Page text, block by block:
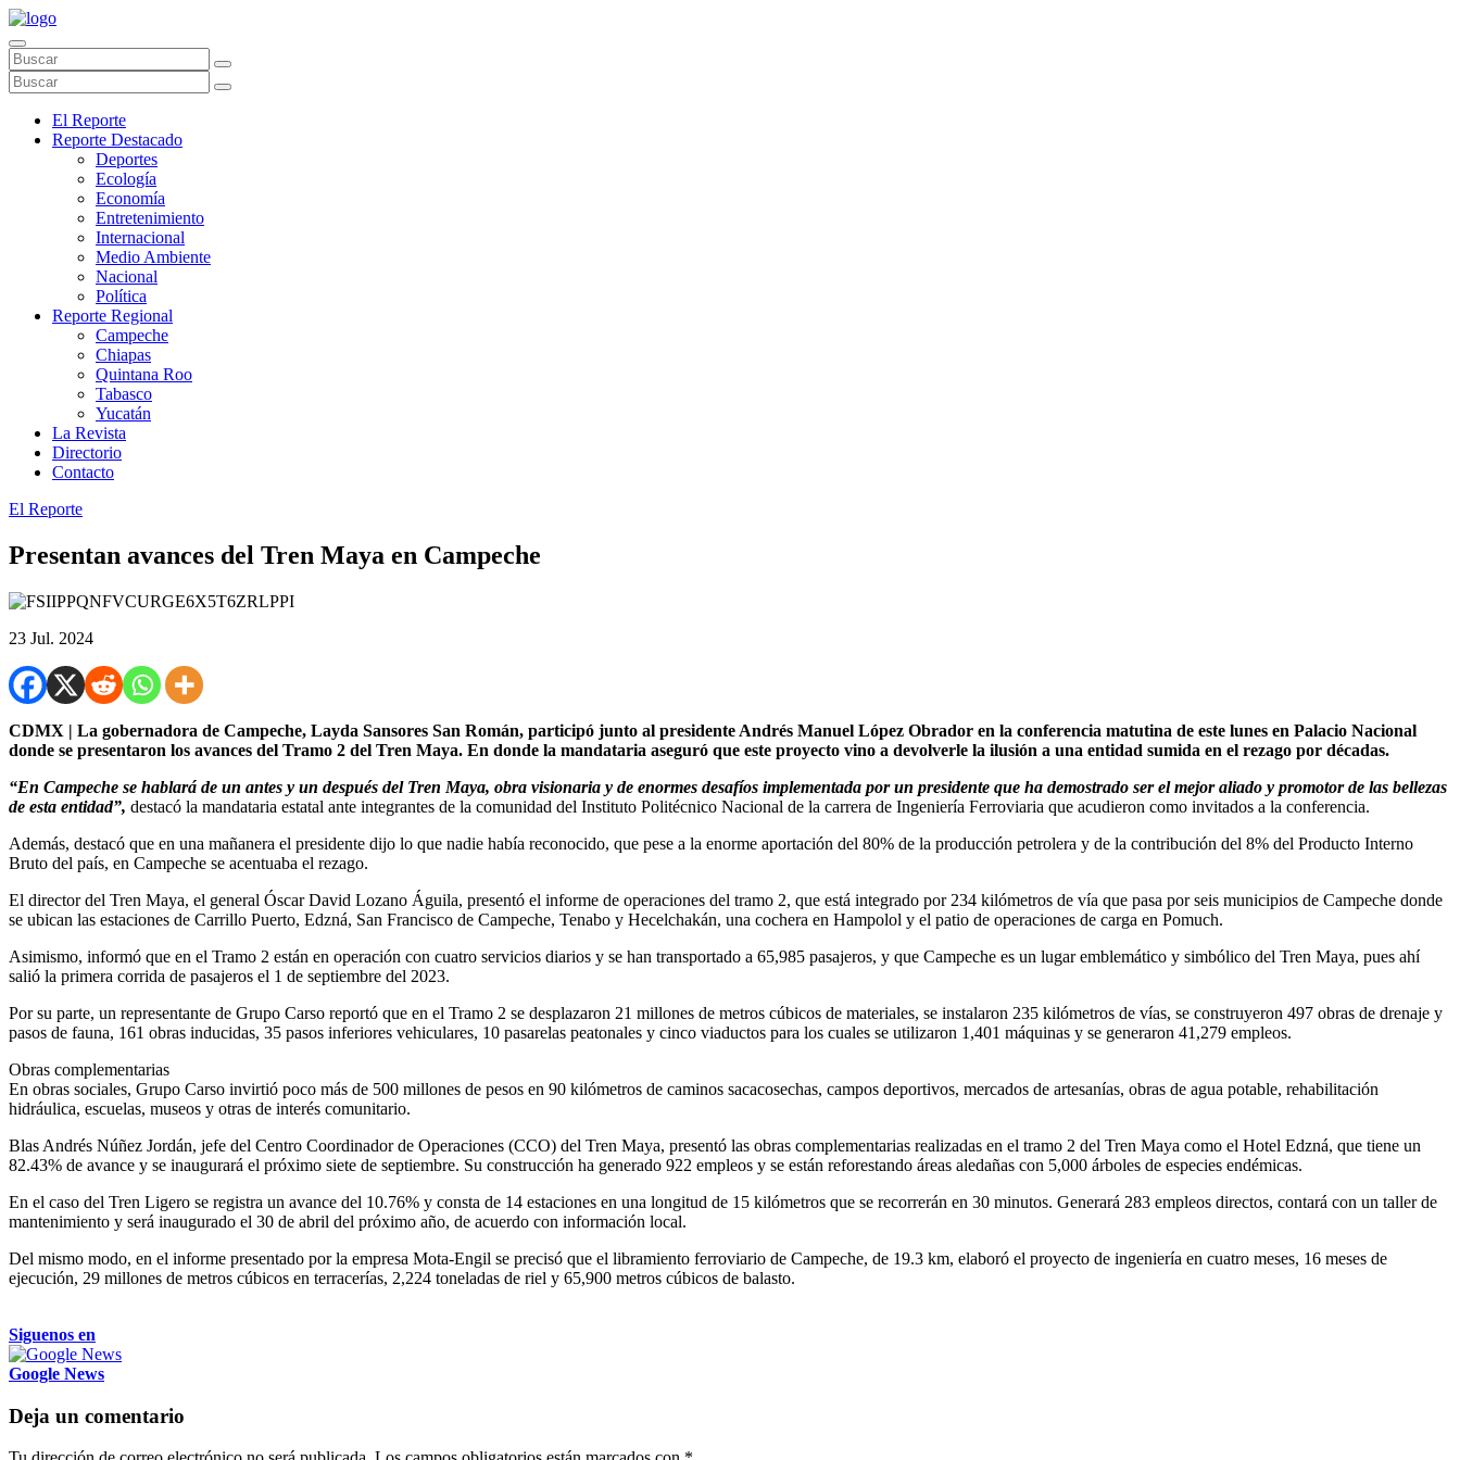
El Reporte
Reporte Destacado
Deportes
Ecología
Economía
Entretenimiento
Internacional
Medio Ambiente
Nacional
Política
Reporte Regional
Campeche
Chiapas
Quintana Roo
Tabasco
Yucatán
La Revista
Directorio
Contacto
El Reporte
Presentan avances del Tren Maya en Campeche
23 Jul. 2024
CDMX | La gobernadora de Campeche, Layda Sansores San Román, participó junto al presidente Andrés Manuel López Obrador en la conferencia matutina de este lunes en Palacio Nacional
donde se presentaron los avances del Tramo 2 del Tren Maya. En donde la mandataria aseguró que este proyecto vino a devolverle la ilusión a una entidad sumida en el rezago por décadas.
“En Campeche se hablará de un antes y un después del Tren Maya, obra visionaria y de enormes desafíos implementada por un presidente que ha demostrado ser el mejor aliado y promotor de las bellezas
de esta entidad”, destacó la mandataria estatal ante integrantes de la comunidad del Instituto Politécnico Nacional de la carrera de Ingeniería Ferroviaria que acudieron como invitados a la conferencia.
Además, destacó que en una mañanera el presidente dijo lo que nadie había reconocido, que pese a la enorme aportación del 80% de la producción petrolera y de la contribución del 8% del Producto Interno
Bruto del país, en Campeche se acentuaba el rezago.
El director del Tren Maya, el general Óscar David Lozano Águila, presentó el informe de operaciones del tramo 2, que está integrado por 234 kilómetros de vía que pasa por seis municipios de Campeche donde
se ubican las estaciones de Carrillo Puerto, Edzná, San Francisco de Campeche, Tenabo y Hecelchakán, una cochera en Hampolol y el patio de operaciones de carga en Pomuch.
Asimismo, informó que en el Tramo 2 están en operación con cuatro servicios diarios y se han transportado a 65,985 pasajeros, y que Campeche es un lugar emblemático y simbólico del Tren Maya, pues ahí
salió la primera corrida de pasajeros el 1 de septiembre del 2023.
Por su parte, un representante de Grupo Carso reportó que en el Tramo 2 se desplazaron 21 millones de metros cúbicos de materiales, se instalaron 235 kilómetros de vías, se construyeron 497 obras de drenaje y
pasos de fauna, 161 obras inducidas, 35 pasos inferiores vehiculares, 10 pasarelas peatonales y cinco viaductos para los cuales se utilizaron 1,401 máquinas y se generaron 41,279 empleos.
Obras complementarias
En obras sociales, Grupo Carso invirtió poco más de 500 millones de pesos en 90 kilómetros de caminos sacacosechas, campos deportivos, mercados de artesanías, obras de agua potable, rehabilitación
hidráulica, escuelas, museos y otras de interés comunitario.
Blas Andrés Núñez Jordán, jefe del Centro Coordinador de Operaciones (CCO) del Tren Maya, presentó las obras complementarias realizadas en el tramo 2 del Tren Maya como el Hotel Edzná, que tiene un
82.43% de avance y se inaugurará el próximo siete de septiembre. Su construcción ha generado 922 empleos y se están reforestando áreas aledañas con 5,000 árboles de especies endémicas.
En el caso del Tren Ligero se registra un avance del 10.76% y consta de 14 estaciones en una longitud de 15 kilómetros que se recorrerán en 30 minutos. Generará 283 empleos directos, contará con un taller de
mantenimiento y será inaugurado el 30 de abril del próximo año, de acuerdo con información local.
Del mismo modo, en el informe presentado por la empresa Mota-Engil se precisó que el libramiento ferroviario de Campeche, de 19.3 km, elaboró el proyecto de ingeniería en cuatro meses, 16 meses de
ejecución, 29 millones de metros cúbicos en terracerías, 2,224 toneladas de riel y 65,900 metros cúbicos de balasto.
Siguenos en
Google News
Deja un comentario